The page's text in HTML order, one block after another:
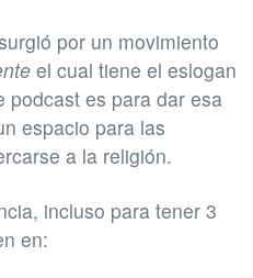
por un movimiento
el cual tiene el eslogan
podcast es para dar esa
espacio para las
a la religión.
incluso para tener 3
en: